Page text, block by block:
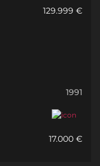
129.999 €
1991
17.000 €